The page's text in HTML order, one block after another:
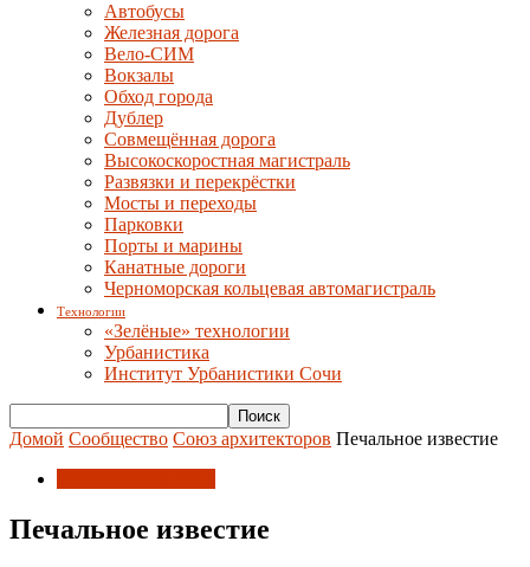
Автобусы
Железная дорога
Вело-СИМ
Вокзалы
Обход города
Дублер
Совмещённая дорога
Высокоскоростная магистраль
Развязки и перекрёстки
Мосты и переходы
Парковки
Порты и марины
Канатные дороги
Черноморская кольцевая автомагистраль
Технологии
«Зелёные» технологии
Урбанистика
Институт Урбанистики Сочи
Домой Сообщество Союз архитекторов Печальное известие
Печальное известие